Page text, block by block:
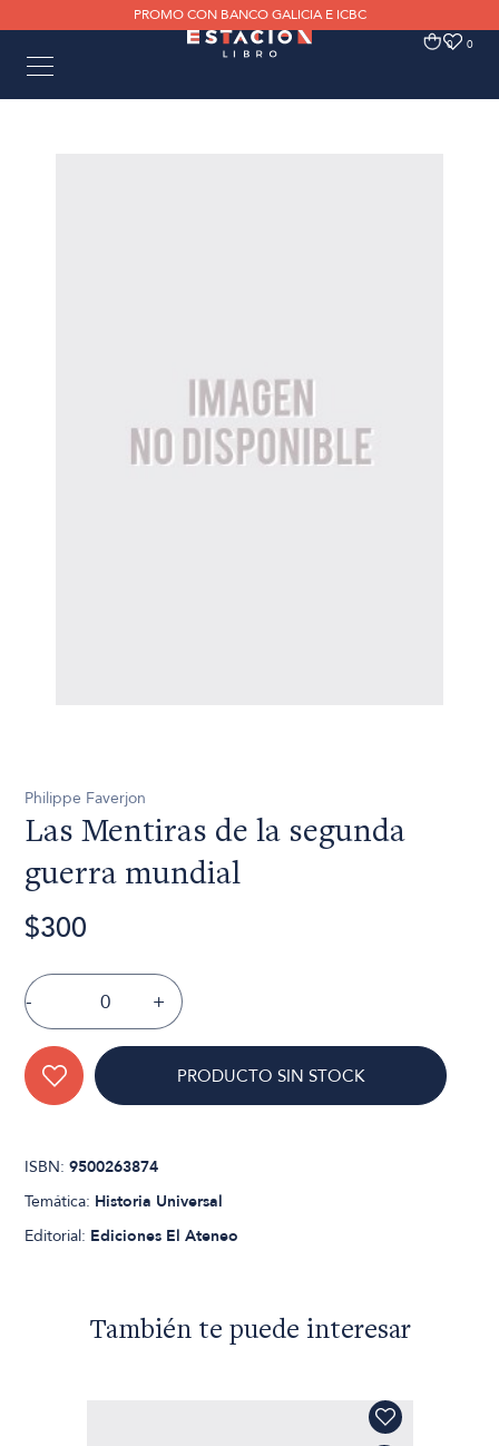
PROMO CON BANCO GALICIA E ICBC
0 0
Philippe Faverjon
Las Mentiras de la segunda
guerra mundial
$300
- +
PRODUCTO SIN STOCK
ISBN:9500263874
Temática: Historia Universal
Editorial: Ediciones El Ateneo
También te puede interesar